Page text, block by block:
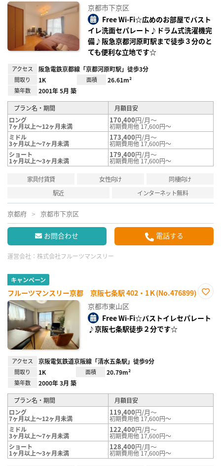
録
京都市下京区
Free Wi-Fi☆広めのお部屋でバスト
イレ洗面セパレート♪ドラム式洗濯機完
備♪阪急京都河原町駅まで徒歩３分のと
ても便利な立地です☆
アクセス 阪急電鉄京都線「京都河原町駅」徒歩3分
間取り 1K 面積 26.61m²
築年数 2001年 5月 築
プラン名・期間
月額目安
ロング
7ヶ月以上～12ヶ月未満
170,400円/月～
初期費用他 17,600円～
ミドル
3ヶ月以上～7ヶ月未満
173,400円/月～
初期費用他 17,600円～
ショート
1ヶ月以上～3ヶ月未満
179,400円/月～
初期費用他 17,600円～
家具付賃貸 女性向け
同棲向け
駅近
インターネット無料
京都府 京都市下京区
お問合わせ 電話する
運営会社： 株式会社フルーツマンスリー
キャンペーン
フルーツマンスリー京都 京阪七条駅 402・1Ｋ(No.476899)
り登
京都市東山区
Free Wi-Fi☆バストイレセパレート
♪京阪七条駅徒歩２分です☆
アクセス 京阪電気鉄道京阪線「清水五条駅」徒歩9分
間取り 1K 面積 20.79m²
築年数 2000年 3月 築
プラン名・期間
月額目安
ロング
7ヶ月以上～12ヶ月未満
119,400円/月～
初期費用他 17,600円～
ミドル
3ヶ月以上～7ヶ月未満
122,400円/月～
初期費用他 17,600円～
ショート
1ヶ月以上～3ヶ月未満
128,400円/月～
初期費用他 17,600円～